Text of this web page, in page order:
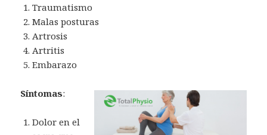
Traumatismo
Malas posturas
Artrosis
Artritis
Embarazo
Síntomas:
Dolor en el